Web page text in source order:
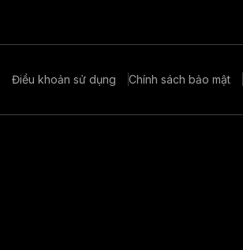
Điều khoản sử dụng Chính sách bảo mật